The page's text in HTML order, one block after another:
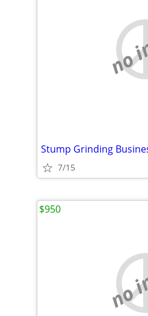
no
Stump Grinding
7/15
no
$950